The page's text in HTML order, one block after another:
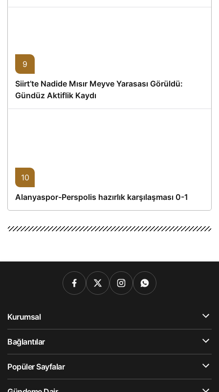
Proje
9
Siirt’te Nadide Mısır Meyve Yarasası Görüldü:
Gündüz Aktiflik Kaydı
10
Alanyaspor-Perspolis hazırlık karşılaşması 0-1
Kurumsal
Bağlantılar
Popüler Sayfalar